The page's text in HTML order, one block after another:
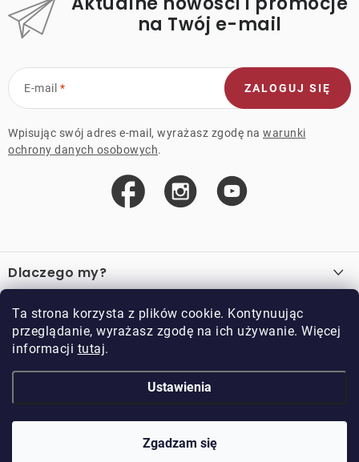
Ta strona korzysta z plików cookie. Kontynuując
przeglądanie, wyrażasz zgodę na ich używanie. Więcej
informacji tutaj.
Ustawienia
Zgadzam się
na Twój e-mail
E-mail
Wpisując swój adres e-mail, wyrażasz zgodę na warunki
ochrony danych osobowych.
ZALOGUJ SIĘ
t
o
p
a
Dlaczego my?
Ważne linki
Sprzedaż hurtowa
Przykładowy sklep
O zakupie
Regulamin
Regulamin programu lojalnościowego
Doppler CZ spol. s.r.o.,
DOPPLER CZ spol. s r.o. . Wszystkie prawa zastrzeżone.